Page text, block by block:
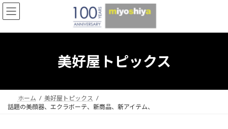
コ
ン
ン
ナ
ビ
ー
美好屋トピックス
ホーム
美好屋トピックス
話題の美顔器、エクラボーテ、新商品、新アイテム、